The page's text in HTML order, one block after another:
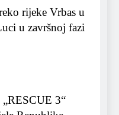
rijeke Vrbas u
u završnoj fazi
3“